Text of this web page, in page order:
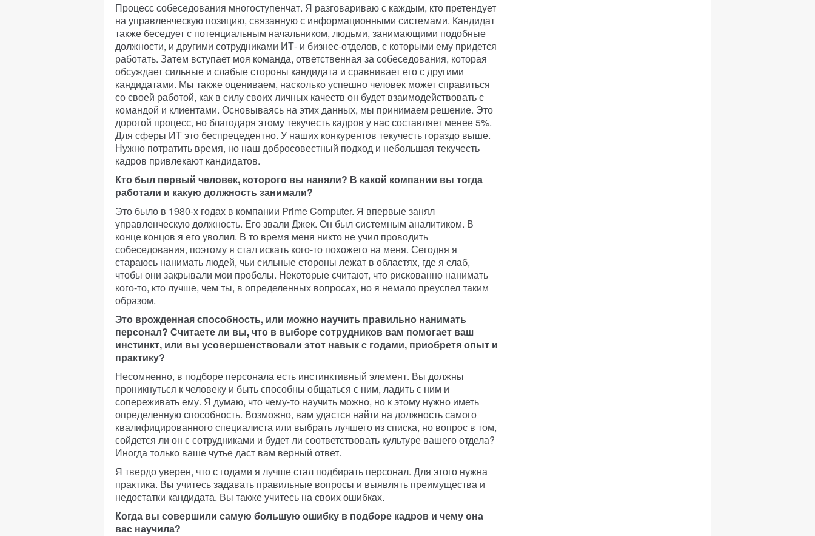
Процесс собеседования многоступенчат. Я разговариваю с каждым, кто претендует
на управленческую позицию, связанную с информационными системами. Кандидат
также беседует с потенциальным начальником, людьми, занимающими подобные
должности, и другими сотрудниками ИТ- и бизнес-отделов, с которыми ему придется
работать. Затем вступает моя команда, ответственная за собеседования, которая
обсуждает сильные и слабые стороны кандидата и сравнивает его с другими
кандидатами. Мы также оцениваем, насколько успешно человек может справиться
со своей работой, как в силу своих личных качеств он будет взаимодействовать с
командой и клиентами. Основываясь на этих данных, мы принимаем решение. Это
дорогой процесс, но благодаря этому текучесть кадров у нас составляет менее 5%.
Для сферы ИТ это беспрецедентно. У наших конкурентов текучесть гораздо выше.
Нужно потратить время, но наш добросовестный подход и небольшая текучесть
кадров привлекают кандидатов.
Кто был первый человек, которого вы наняли? В какой компании вы тогда
работали и какую должность занимали?
Это было в 1980-х годах в компании Prime Computer. Я впервые занял
управленческую должность. Его звали Джек. Он был системным аналитиком. В
конце концов я его уволил. В то время меня никто не учил проводить
собеседования, поэтому я стал искать кого-то похожего на меня. Сегодня я
стараюсь нанимать людей, чьи сильные стороны лежат в областях, где я слаб,
чтобы они закрывали мои пробелы. Некоторые считают, что рискованно нанимать
кого-то, кто лучше, чем ты, в определенных вопросах, но я немало преуспел таким
образом.
Это врожденная способность, или можно научить правильно нанимать
персонал? Считаете ли вы, что в выборе сотрудников вам помогает ваш
инстинкт, или вы усовершенствовали этот навык с годами, приобретя опыт и
практику?
Несомненно, в подборе персонала есть инстинктивный элемент. Вы должны
проникнуться к человеку и быть способны общаться с ним, ладить с ним и
сопереживать ему. Я думаю, что чему-то научить можно, но к этому нужно иметь
определенную способность. Возможно, вам удастся найти на должность самого
квалифицированного специалиста или выбрать лучшего из списка, но вопрос в том,
сойдется ли он с сотрудниками и будет ли соответствовать культуре вашего отдела?
Иногда только ваше чутье даст вам верный ответ.
Я твердо уверен, что с годами я лучше стал подбирать персонал. Для этого нужна
практика. Вы учитесь задавать правильные вопросы и выявлять преимущества и
недостатки кандидата. Вы также учитесь на своих ошибках.
Когда вы совершили самую большую ошибку в подборе кадров и чему она
вас научила?